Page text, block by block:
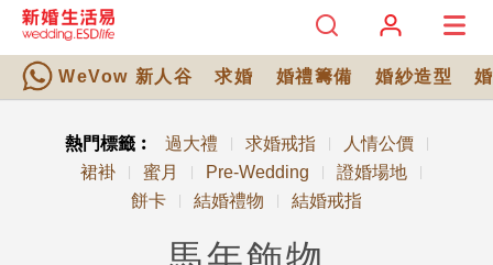
WeVow 新人谷 求婚 婚禮籌備 婚紗造型
熱門標籤︰ 過大禮 求婚戒指 人情公價
裙褂 蜜月 Pre-Wedding 證婚場地
餅卡 結婚禮物 結婚戒指